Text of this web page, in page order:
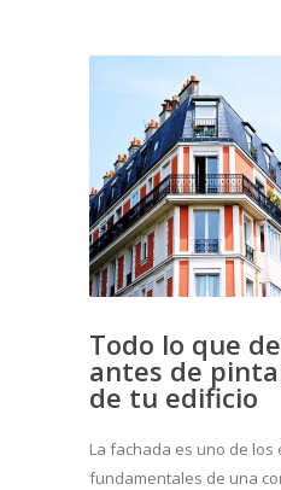
Todo lo que
antes de
de tu edificio
La fachada es uno de los
fundamentales de una